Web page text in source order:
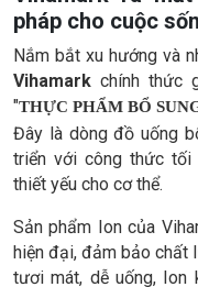
pháp cho cuộc
Nắm bắt xu hướng và
Vihamark chính thức
"THỰC PHẨM BỔ
Đây là dòng đồ uống
triển với công thức tối
thiết yếu cho cơ thể.
Sản phẩm Ion của
hiện đại, đảm bảo chất
tươi mát, dễ uống, Ion